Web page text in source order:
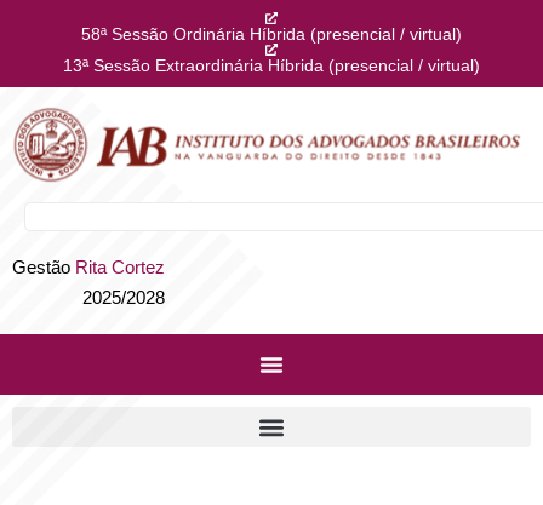
58ª Sessão Ordinária Híbrida (presencial / virtual)
13ª Sessão Extraordinária Híbrida (presencial / virtual)
Gestão Rita Cortez
2025/2028